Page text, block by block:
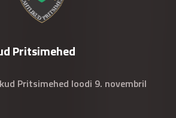
Pritsimehed
Pritsimehed loodi 9. novembril